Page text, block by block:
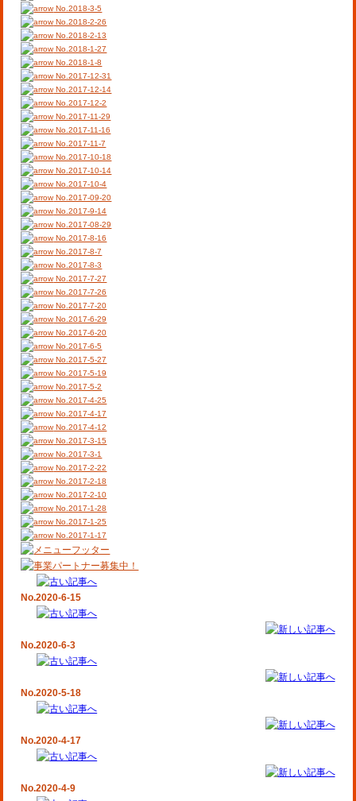
No.2018-3-5
No.2018-2-26
No.2018-2-13
No.2018-1-27
No.2018-1-8
No.2017-12-31
No.2017-12-14
No.2017-12-2
No.2017-11-29
No.2017-11-16
No.2017-11-7
No.2017-10-18
No.2017-10-14
No.2017-10-4
No.2017-09-20
No.2017-9-14
No.2017-08-29
No.2017-8-16
No.2017-8-7
No.2017-8-3
No.2017-7-27
No.2017-7-26
No.2017-7-20
No.2017-6-29
No.2017-6-20
No.2017-6-5
No.2017-5-27
No.2017-5-19
No.2017-5-2
No.2017-4-25
No.2017-4-17
No.2017-4-12
No.2017-3-15
No.2017-3-1
No.2017-2-22
No.2017-2-18
No.2017-2-10
No.2017-1-28
No.2017-1-25
No.2017-1-17
No.2020-6-15
No.2020-6-3
No.2020-5-18
No.2020-4-17
No.2020-4-9